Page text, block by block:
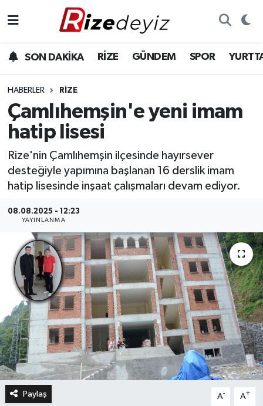
SON DAKİKA RİZE GÜNDEM SPOR
HABERLER RIZE
Çamlıhemşin'e yeni imam
hatip lisesi
Rize'nin Çamlıhemşin ilçesinde hayırsever
desteğiyle yapımına başlanan 16 derslik imam
hatip lisesinde inşaat çalışmaları devam ediyor.
08.08.2025 - 12:23
YAYINLANMA
Paylaş A- A+
Gündem
Yurttan Haberler
Ekonomi
Teknoloji
Rize Hava Durumu
Rize Trafik Yoğunluk Haritası
Süper Lig Puan Durumu ve Fikstür
Tüm Manşetler
Son Dakika Haberleri
Haber Arşivi